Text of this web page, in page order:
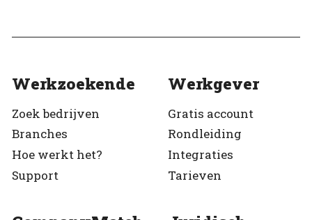
Werkzoekende
Zoek bedrijven
Branches
Hoe werkt het?
Support
Werkgever
Gratis account
Rondleiding
Integraties
Tarieven